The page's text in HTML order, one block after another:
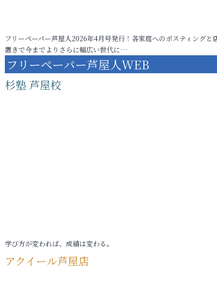
フリーペーパー芦屋人2026年4月号発行！各家庭へのポスティングと
置きで今までよりさらに幅広い世代に…
フリーペーパー芦屋人WEB
杉塾 芦屋校
学び方が変われば、成績は変わる。
アクイール芦屋店